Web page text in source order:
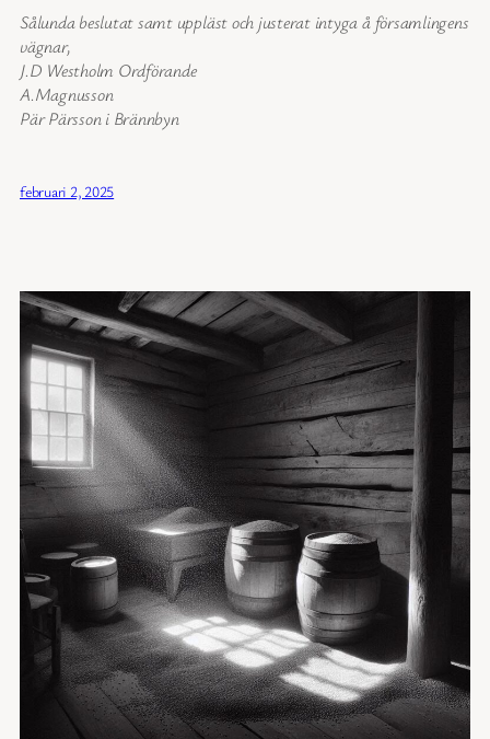
Sålunda beslutat samt uppläst och justerat intyga å församlingens
vägnar,
J.D Westholm Ordförande
A.Magnusson
Pär Pärsson i Brännbyn
februari 2, 2025